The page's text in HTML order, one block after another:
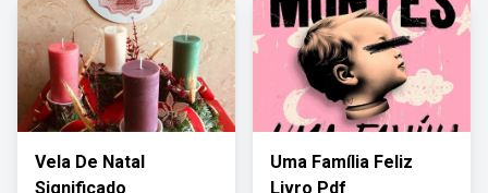
Vela De Natal
Significado
Uma Família Feliz
Livro Pdf